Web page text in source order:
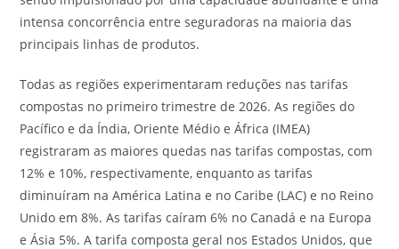
intensa concorrência entre seguradoras na maioria das
principais linhas de produtos.
Todas as regiões experimentaram reduções nas tarifas
compostas no primeiro trimestre de 2026. As regiões do
Pacífico e da Índia, Oriente Médio e África (IMEA)
registraram as maiores quedas nas tarifas compostas, com
12% e 10%, respectivamente, enquanto as tarifas
diminuíram na América Latina e no Caribe (LAC) e no Reino
Unido em 8%. As tarifas caíram 6% no Canadá e na Europa
e Ásia 5%. A tarifa composta geral nos Estados Unidos, que